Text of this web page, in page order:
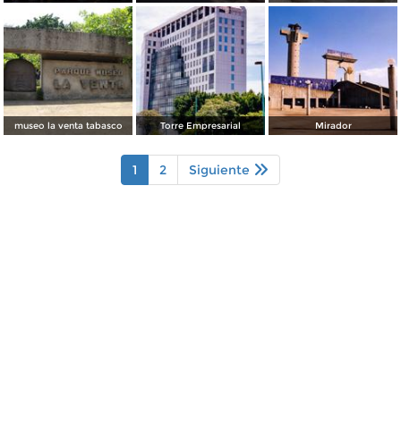
museo la venta tabasco Torre Empresarial Mirador
1 2 Siguiente